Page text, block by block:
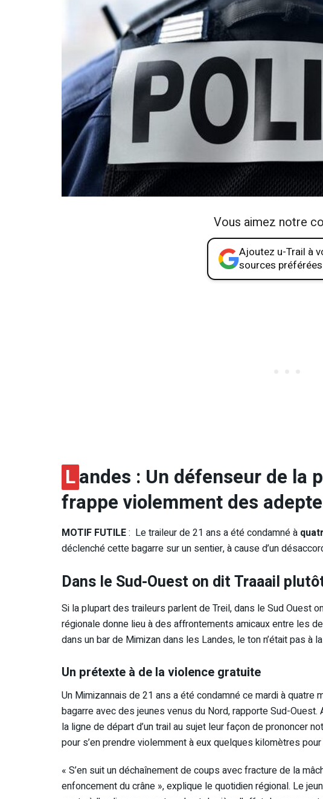
Vous aimez notre
Ajoutez u-Trail à
sources
Landes : Un défenseur de la
frappe violemment des
MOTIF FUTILE: Le traileur de 21 ans a été condamné à
déclenché cette bagarre sur un sentier, à cause d’un
Dans le Sud-Ouest on dit Traaail
Si la plupart des traileurs parlent de Treil, dans le Sud Ouest
régionale donne lieu à des affrontements amicaux entre les
dans un bar de Mimizan dans les Landes, le ton n’était pas à
Un prétexte à de la violence gratuite
Un Mimizannais de 21 ans a été condamné ce mardi à
bagarre avec des jeunes venus du Nord, rapporte Sud-
la ligne de départ d’un trail au sujet leur façon de prononcer
pour s’en prendre violemment à eux quelques kilomètres
« S’en suit un déchaînement de coups avec fracture de la
enfoncement du crâne », explique le quotidien régional. Le